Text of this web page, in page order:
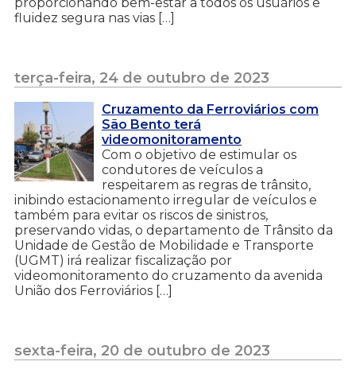
fluidez segura nas vias […]
terça-feira, 24 de outubro de 2023
Cruzamento da Ferroviários com
São Bento terá
videomonitoramento
Com o objetivo de estimular os
condutores de veículos a
respeitarem as regras de trânsito,
inibindo estacionamento irregular de veículos e
também para evitar os riscos de sinistros,
preservando vidas, o departamento de Trânsito da
Unidade de Gestão de Mobilidade e Transporte
(UGMT) irá realizar fiscalização por
videomonitoramento do cruzamento da avenida
União dos Ferroviários […]
sexta-feira, 20 de outubro de 2023